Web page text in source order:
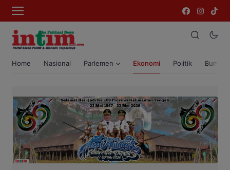
Home Nasional Parlemen Ekonomi Politik Bumi